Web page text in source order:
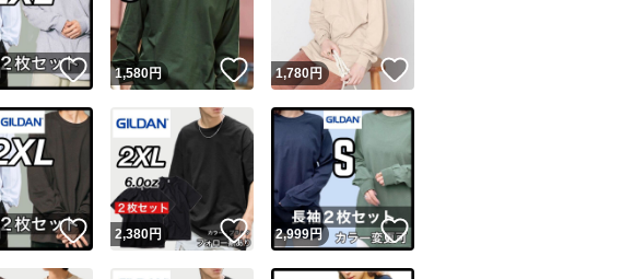
いいね！
1,580円 いいね！
1,780円
いいね！
2,380円 いいね！
2,999円 いいね！